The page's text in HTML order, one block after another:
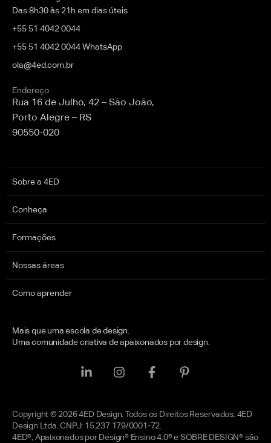
Das 8h30 às 21h em dias úteis
+55 51 4042 0044
+55 51 4042 0044 WhatsApp
ola@4ed.com.br
Endereço
Rua 16 de Julho, 42 – São João,
Porto Alegre – RS
90550-020
Sobre a 4ED
Conheça
Formações
Nossas áreas
Como aprender
Mais que uma escola de design.
Uma comunidade criativa de apaixonados por design.
Copyright © 2026 4ED Design. Todos os Direitos Reservados. 4ED
Design Ltda. CNPJ: 15.237.179/0001-72.
4ED®, Apaixonados por Design® Ensino 4.0® e SOBRE DESIGN® são